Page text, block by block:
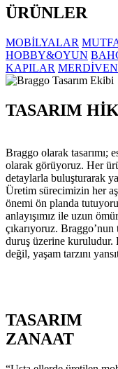
ÜRÜNLER
MOBİLYALAR
HOBBY&OYUN
KAPILAR MERDİVEN
TASARIM
Braggo olarak tasarımı;
olarak görüyoruz. Her
detaylarla buluşturarak
Üretim sürecimizin her
önemi ön planda
anlayışımız ile uzun
çıkarıyoruz.
duruş üzerine
değil, yaşam tarzını
TASARIM
ZANAAT